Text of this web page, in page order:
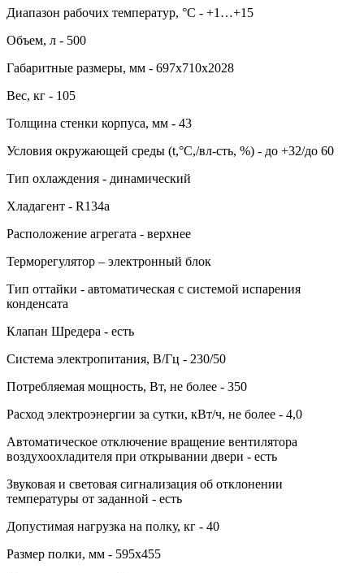
Диапазон рабочих температур, °C - +1…+15
Объем, л - 500
Габаритные размеры, мм - 697х710х2028
Вес, кг - 105
Толщина стенки корпуса, мм - 43
Условия окружающей среды (t,°C,/вл-сть, %) - до +32/до 60
Тип охлаждения - динамический
Хладагент - R134a
Расположение агрегата - верхнее
Терморегулятор – электронный блок
Тип оттайки - автоматическая с системой испарения
конденсата
Клапан Шредера - есть
Система электропитания, В/Гц - 230/50
Потребляемая мощность, Вт, не более - 350
Расход электроэнергии за сутки, кВт/ч, не более - 4,0
Автоматическое отключение вращение вентилятора
воздухоохладителя при открывании двери - есть
Звуковая и световая сигнализация об отклонении
температуры от заданной - есть
Допустимая нагрузка на полку, кг - 40
Размер полки, мм - 595х455